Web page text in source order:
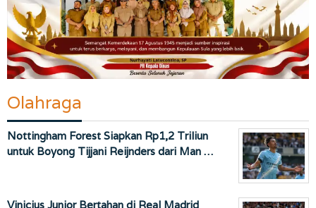
Olahraga
Nottingham Forest Siapkan Rp1,2 Triliun
untuk Boyong Tijjani Reijnders dari Man …
Vinicius Junior Bertahan di Real Madrid